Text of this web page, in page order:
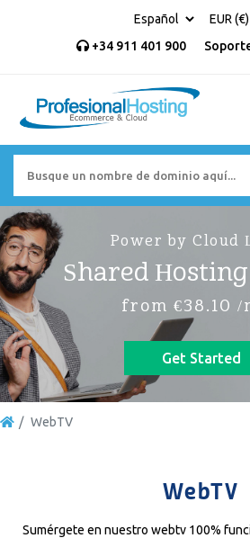
+34 911 401 900
Power by Cloud
Shared
from €38.10 /
Get Started
WebTV
WebTV
Sumérgete en nuestro webtv 100%